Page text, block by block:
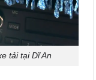
tải tại Dĩ An